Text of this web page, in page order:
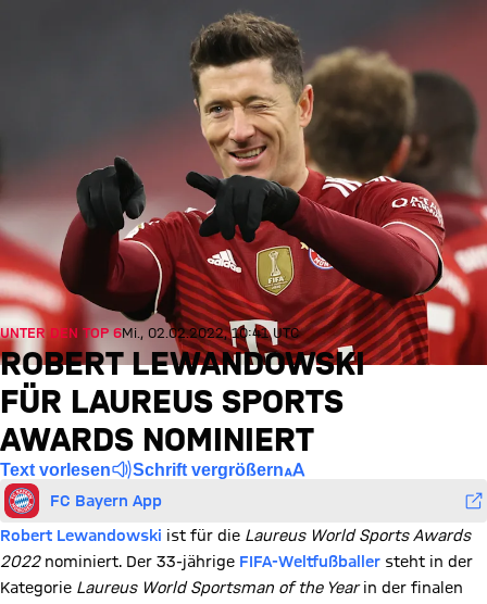
UNTER DEN TOP 6Mi., 02.02.2022, 10:41 UTC
ROBERT LEWANDOWSKI
FÜR LAUREUS SPORTS
AWARDS NOMINIERT
Text vorlesen Schrift vergrößern
FC Bayern App
Robert Lewandowski ist für die Laureus World Sports Awards
2022nominiert. Der 33-jährige FIFA-Weltfußballer steht in der
Kategorie Laureus World Sportsman of the Yearin der finalen